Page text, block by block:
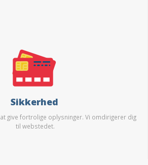
Sikkerhed
give fortrolige oplysninger. Vi omdirigerer dig
til webstedet.